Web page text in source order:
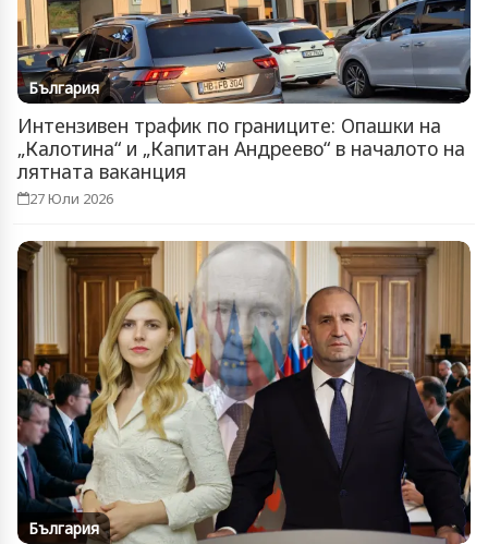
България
Интензивен трафик по границите: Опашки на
„Калотина“ и „Капитан Андреево“ в началото на
лятната ваканция
27 Юли 2026
България